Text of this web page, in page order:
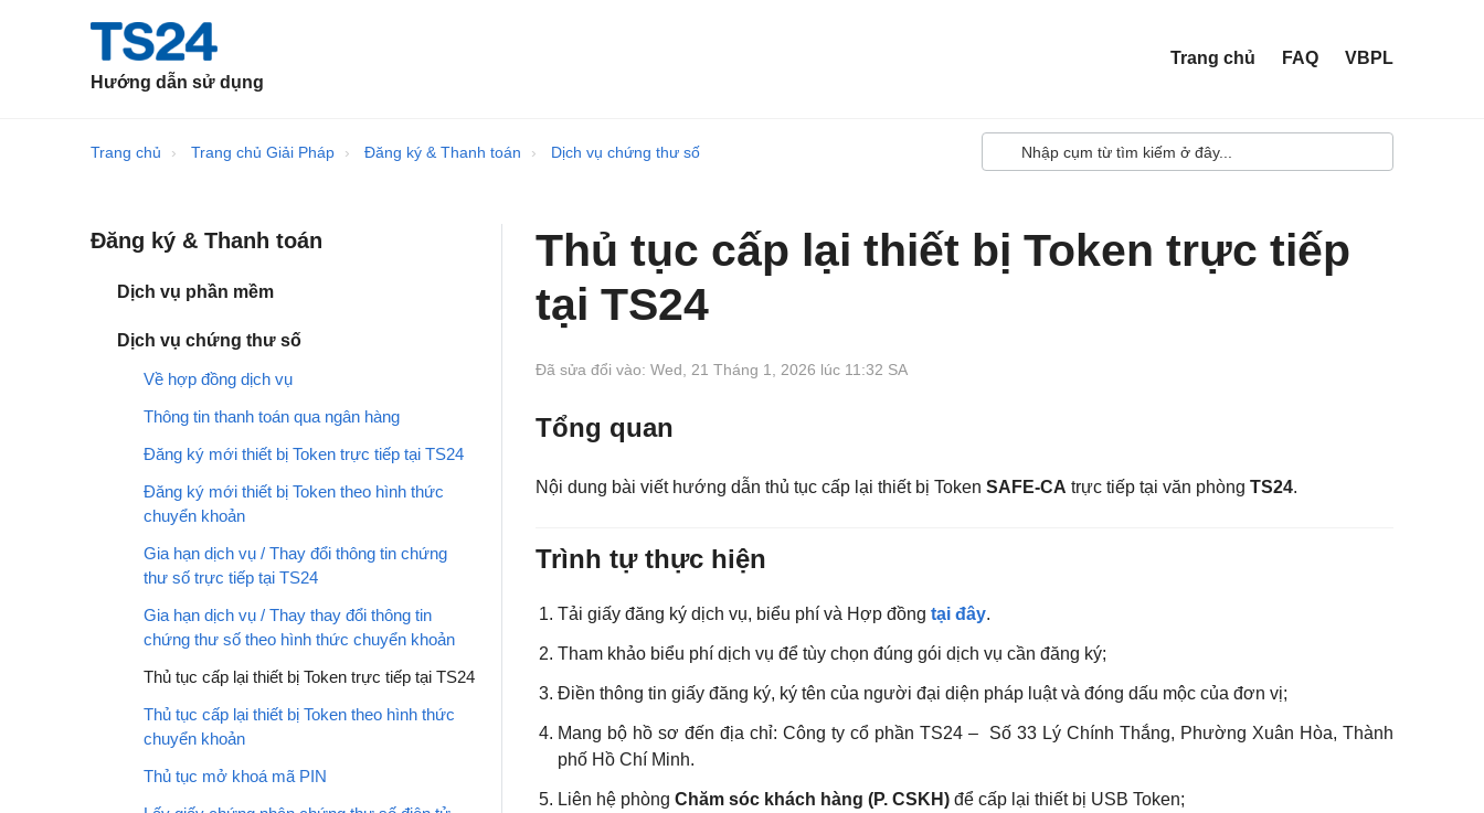
Hướng dẫn sử dụng
Trang chủ FAQ VBPL
Trang chủ Trang chủ Giải Pháp Đăng ký & Thanh toán Dịch vụ chứng thư số
Đăng ký & Thanh toán
Dịch vụ phần mềm
Dịch vụ chứng thư số
Về hợp đồng dịch vụ
Thông tin thanh toán qua ngân hàng
Đăng ký mới thiết bị Token trực tiếp tại TS24
Đăng ký mới thiết bị Token theo hình thức
chuyển khoản
Gia hạn dịch vụ / Thay đổi thông tin chứng
thư số trực tiếp tại TS24
Gia hạn dịch vụ / Thay thay đổi thông tin
chứng thư số theo hình thức chuyển khoản
Thủ tục cấp lại thiết bị Token trực tiếp tại TS24
Thủ tục cấp lại thiết bị Token theo hình thức
chuyển khoản
Thủ tục mở khoá mã PIN
Thủ tục cấp lại thiết bị Token trực tiếp
tại TS24
Đã sửa đổi vào: Wed, 21 Tháng 1, 2026 lúc 11:32 SA
Tổng quan
Nội dung bài viết hướng dẫn thủ tục cấp lại thiết bị TokenSAFE-CA trực tiếp tại văn phòngTS24.
Trình tự thực hiện
Tải giấy đăng ký dịch vụ, biểu phí và Hợp đồngtại đây.
Tham khảo biểu phí dịch vụ để tùy chọn đúng gói dịch vụ cần đăng ký;
Điền thông tin giấy đăng ký, ký tên của người đại diện pháp luật và đóng dấu mộc của đơn vị;
Mang bộ hồ sơ đến địa chỉ:Công ty cổ phần TS24 – Số 33 Lý Chính Thắng, Phường Xuân Hòa, Thành
phố Hồ Chí Minh.
Liên hệ phòngChăm sóc khách hàng (P. CSKH) để cấp lại thiết bị USB Token;